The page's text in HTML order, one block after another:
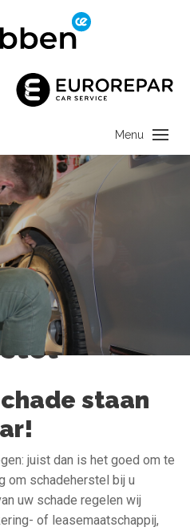
staan
juist dan is het goed om te
om schadeherstel bij u
uw schade regelen wij
of leasemaatschappij,